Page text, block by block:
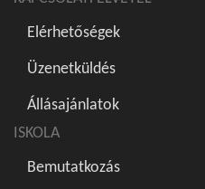
Elérhetőségek
Üzenetküldés
Állásajánlatok
ISKOLA
Bemutatkozás